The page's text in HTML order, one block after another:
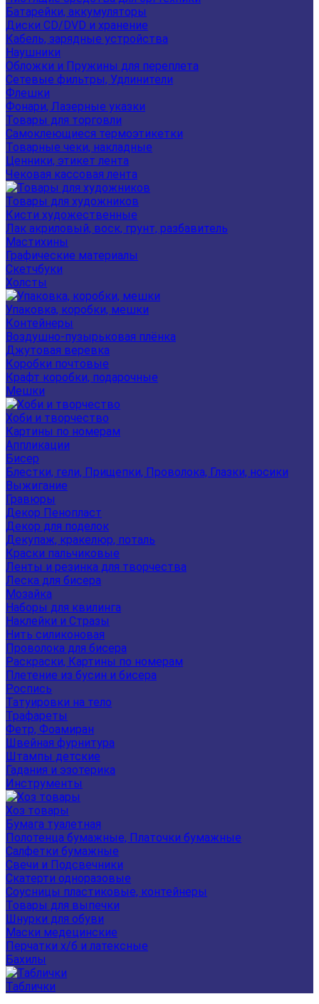
Батарейки, аккумуляторы
Диски CD/DVD и хранение
Кабель, зарядные устройства
Наушники
Обложки и Пружины для переплета
Сетевые фильтры, Удлинители
Флешки
Фонари, Лазерные указки
Товары для торговли
Самоклеющиеся термоэтикетки
Товарные чеки, накладные
Ценники, этикет лента
Чековая кассовая лента
Товары для художников
Кисти художественные
Лак акриловый, воск, грунт, разбавитель
Мастихины
Графические материалы
Скетчбуки
Холсты
Упаковка, коробки, мешки
Контейнеры
Воздушно-пузырьковая плёнка
Джутовая веревка
Коробки почтовые
Крафт коробки, подарочные
Мешки
Хоби и творчество
Картины по номерам
Аппликации
Бисер
Блестки, гели, Прищепки, Проволока, Глазки, носики
Выжигание
Гравюры
Декор Пенопласт
Декор для поделок
Декупаж, кракелюр, поталь
Краски пальчиковые
Ленты и резинка для творчества
Леска для бисера
Мозайка
Наборы для квилинга
Наклейки и Стразы
Нить силиконовая
Проволока для бисера
Раскраски, Картины по номерам
Плетение из бусин и бисера
Роспись
Татуировки на тело
Трафареты
Фетр, Фоамиран
Швейная фурнитура
Штампы детские
Гадания и эзотерика
Инструменты
Хоз товары
Бумага туалетная
Полотенца бумажные, Платочки бумажные
Салфетки бумажные
Свечи и Подсвечники
Скатерти одноразовые
Соусницы пластиковые, контейнеры
Товары для выпечки
Шнурки для обуви
Маски медецинские
Перчатки х/б и латексные
Бахилы
Таблички